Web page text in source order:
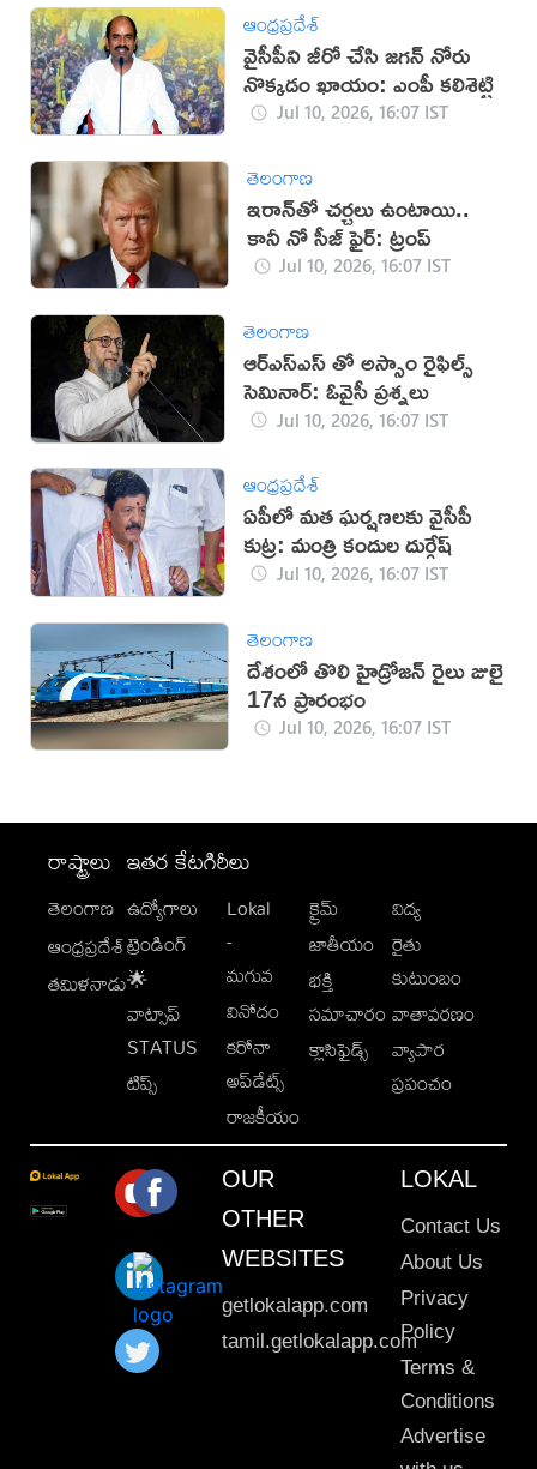
ఆంధ్రప్రదేశ్
వైసీపీని జీరో చేసి జగన్ నోరు
నొక్కడం ఖాయం: ఎంపీ కలిశెట్టి
Jul 10, 2026, 16:07 IST
తెలంగాణ
‌ఇరాన్‌తో చర్చలు ఉంటాయి..
కానీ నో సీజ్ ఫైర్: ట్రంప్
Jul 10, 2026, 16:07 IST
తెలంగాణ
ఆర్ఎస్ఎస్ తో అస్సాం రైఫిల్స్
సెమినార్: ఓవైసీ ప్రశ్నలు
Jul 10, 2026, 16:07 IST
ఆంధ్రప్రదేశ్
ఏపీలో మత ఘర్షణలకు వైసీపీ
కుట్ర: మంత్రి కందుల దుర్గేష్
Jul 10, 2026, 16:07 IST
తెలంగాణ
దేశంలో తొలి హైడ్రోజన్ రైలు జులై
17న ప్రారంభం
Jul 10, 2026, 16:07 IST
రాష్ట్రాలు
తెలంగాణ
ఆంధ్రప్రదేశ్
తమిళనాడు
ఇతర కేటగిరీలు
ఉద్యోగాలు
ట్రెండింగ్
🌟
వాట్సాప్
STATUS
టిప్స్
Lokal
-
మగువ
వినోదం
కరోనా
అప్‌డేట్స్
రాజకీయం
క్రైమ్
జాతీయం
భక్తి
సమాచారం
క్లాసిఫైడ్స్
విద్య
రైతు
కుటుంబం
వాతావరణం
వ్యాపార
ప్రపంచం
OUR
OTHER
WEBSITES
getlokalapp.com
tamil.getlokalapp.com
LOKAL
Contact Us
About Us
Privacy
Policy
Terms &
Conditions
Advertise